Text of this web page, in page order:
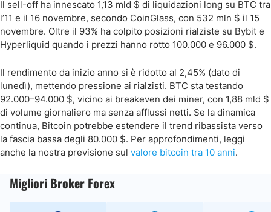
Il sell-off ha innescato 1,13 mld $ di liquidazioni long su BTC tra
l’11 e il 16 novembre, secondo CoinGlass, con 532 mln $ il 15
novembre. Oltre il 93% ha colpito posizioni rialziste su Bybit e
Hyperliquid quando i prezzi hanno rotto 100.000 e 96.000 $.
Il rendimento da inizio anno si è ridotto al 2,45% (dato di
lunedì), mettendo pressione ai rialzisti. BTC sta testando
92.000–94.000 $, vicino ai breakeven dei miner, con 1,88 mld $
di volume giornaliero ma senza afflussi netti. Se la dinamica
continua, Bitcoin potrebbe estendere il trend ribassista verso
la fascia bassa degli 80.000 $. Per approfondimenti, leggi
anche la nostra previsione sul valore bitcoin tra 10 anni.
Migliori Broker Forex